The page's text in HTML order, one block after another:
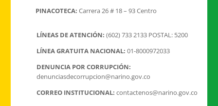
PINACOTECA: Carrera 26 # 18 – 93 Centro
LÍNEAS DE ATENCIÓN: (602) 733 2133 POSTAL: 5200
LÍNEA GRATUITA NACIONAL: 01-8000972033
DENUNCIA POR CORRUPCIÓN:
denunciasdecorrupcion@narino.gov.co
CORREO INSTITUCIONAL: contactenos@narino.gov.co